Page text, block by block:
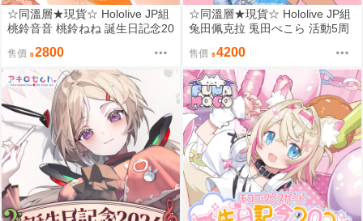
☆同溫層★現貨☆ Hololive JP組
桃鈴音音 桃鈴ねね 誕生日記念20
售價 2800
☆同溫層★現貨☆ Hololive JP組
兔田佩克拉 兎田ぺこら 活動5周
售價 4200